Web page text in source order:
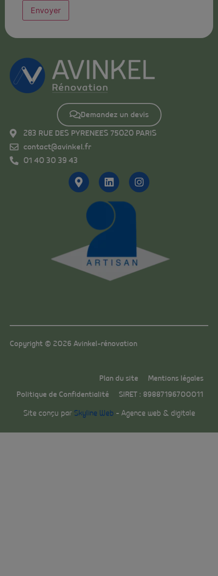
Demandez un devis
283 RUE DES PYRENEES 75020 PARIS
contact@avinkel.fr
01 40 30 39 43
Copyright © 2026 Avinkel-rénovation
Plan du site
Mentions légales
Politique de Confidentialité
SIRET : 89887196700011
Site conçu par Skyline Web – Agence web & digitale